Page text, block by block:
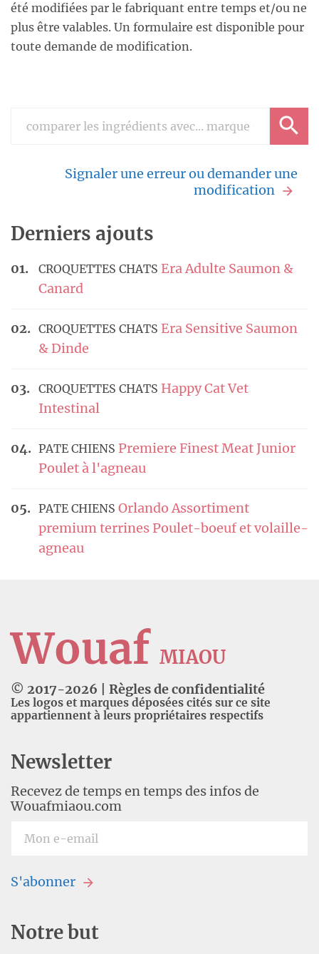
été modifiées par le fabriquant entre temps et/ou ne
plus être valables. Un formulaire est disponible pour
toute demande de modification.
Signaler une erreur ou demander une
modification
Derniers ajouts
CROQUETTES CHATS Era Adulte Saumon &
Canard
CROQUETTES CHATS Era Sensitive Saumon
& Dinde
CROQUETTES CHATS Happy Cat Vet
Intestinal
PATE CHIENS Premiere Finest Meat Junior
Poulet à l'agneau
PATE CHIENS Orlando Assortiment
premium terrines Poulet-boeuf et volaille-
agneau
Wouaf MIAOU
© 2017-2026 Règles de confidentialité
Les logos et marques déposées cités sur ce site
appartiennent à leurs propriétaires respectifs
Newsletter
Recevez de temps en temps des infos de
Wouafmiaou.com
S'abonner
Notre but